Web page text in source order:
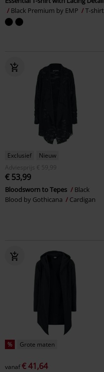
Black Premium by EMP
T-shirt
Exclusief
Nieuw
Adviesprijs
€ 59,99
€ 53,99
Bloodsworn to Tepes
Black
Blood by Gothicana
Cardigan
% Grote maten
vanaf€ 41,64